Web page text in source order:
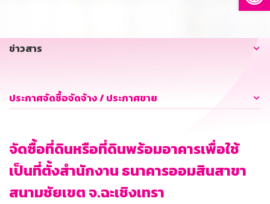
ข่าวสาร
ประกาศจัดซื้อจัดจ้าง / ประกาศขาย
จัดซื้อที่ดินหรือที่ดินพร้อมอาคารเพื่อใช้
เป็นที่ตั้งสำนักงาน ธนาคารออมสินสาขา
สนามชัยเขต จ.ฉะเชิงเทรา